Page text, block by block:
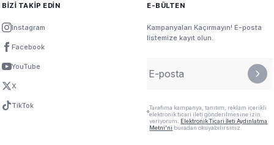
BİZİ TAKİP EDİN
Instagram
Facebook
YouTube
X
TikTok
E-BÜLTEN
Kampanyaları Kaçırmayın! E-posta
listemize kayıt olun.
Tarafıma kampanya, tanıtım, reklam içerikli
elektronik ticari ileti gönderilmesine izin
veriyorum. Elektronik Ticari İleti Aydınlatma
Metni'ni buradan okuyabilirsiniz.